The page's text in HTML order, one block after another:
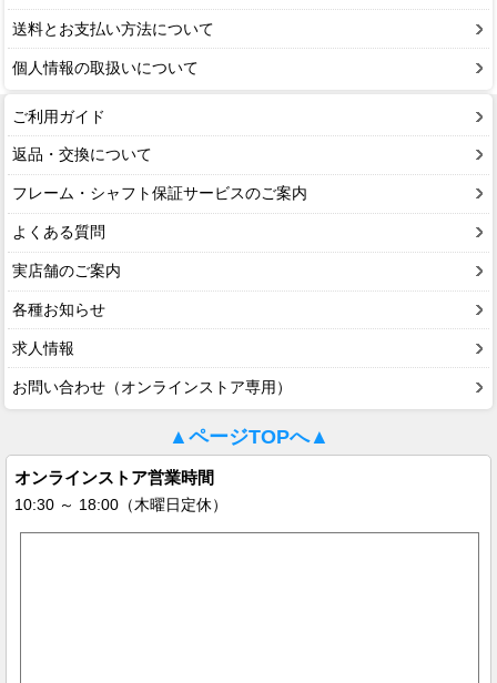
送料とお支払い方法について
個人情報の取扱いについて
ご利用ガイド
返品・交換について
フレーム・シャフト保証サービスのご案内
よくある質問
実店舗のご案内
各種お知らせ
求人情報
お問い合わせ（オンラインストア専用）
▲ページTOPへ▲
オンラインストア営業時間
10:30 ～ 18:00（木曜日定休）